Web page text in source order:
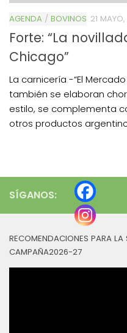
AGENDA / BOVINOS 21
Forte: “La
Chicago”
La carnicería -“El
también se elaboran
estilo, se complementa
otros productos argentinos
SÍGANOS:
RECOMENDACIONES PARA
CAMPAÑA2026-27